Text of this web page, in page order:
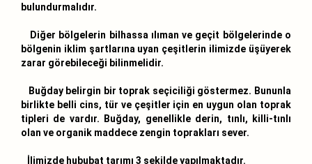
bulundurmalıdır.
Diğer bölgelerin bilhassa ılıman ve geçit bölgelerinde o
bölgenin iklim şartlarına uyan çeşitlerin ilimizde üşüyerek
zarar görebileceği bilinmelidir.
Buğday belirgin bir toprak seçiciliği göstermez. Bununla
birlikte belli cins, tür ve çeşitler için en uygun olan toprak
tipleri de vardır. Buğday, genellikle derin, tınlı, killi-tınlı
olan ve organik maddece zengin toprakları sever.
İlimizde hububat tarımı 3 şekilde yapılmaktadır.